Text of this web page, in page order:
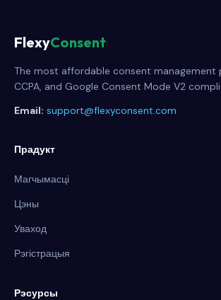
FlexyConsent
The most affordable consent management
CCPA, and Google Consent Mode V2
Email: support@flexyconsent.com
Прадукт
Магчымасці
Цэны
Уваход
Рэгістрацыя
Рэсурсы